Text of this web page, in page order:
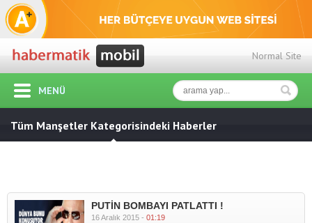
Normal Site
MENÜ
Tüm Manşetler Kategorisindeki Haberler
PUTİN BOMBAYI PATLATTI !
16 Aralık 2015 - 01:19